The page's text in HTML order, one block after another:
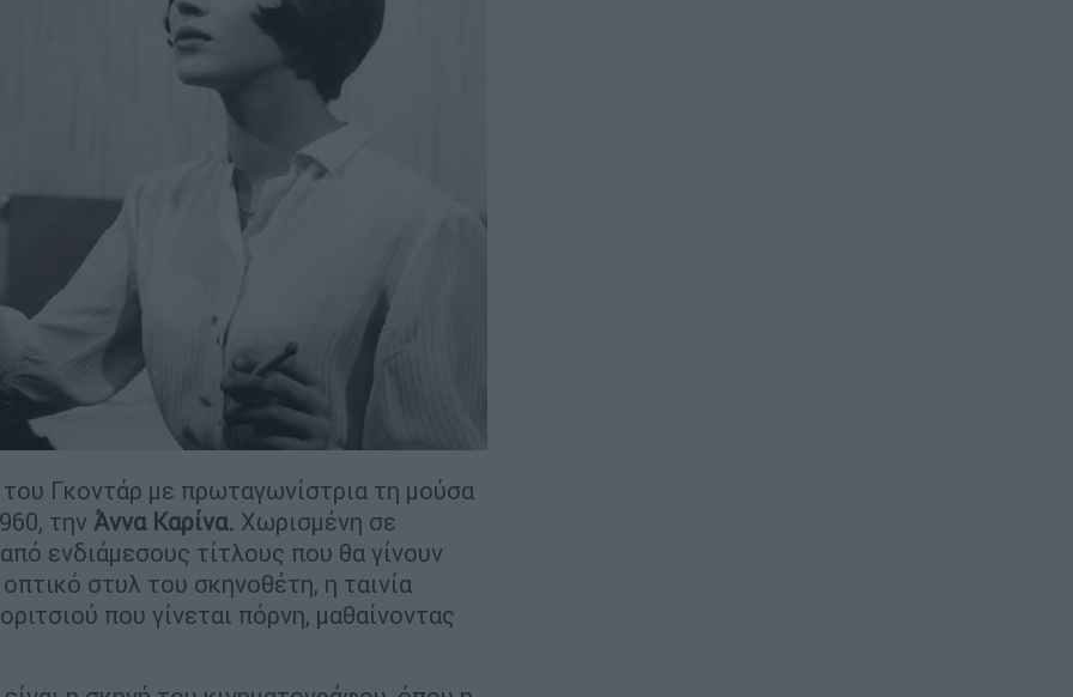
του Γκοντάρ με πρωταγωνίστρια τη μούσα
την Άννα Καρίνα. Χωρισμένη σε
ενδιάμεσους τίτλους που θα γίνουν
στυλ του σκηνοθέτη, η ταινία
που γίνεται πόρνη, μαθαίνοντας